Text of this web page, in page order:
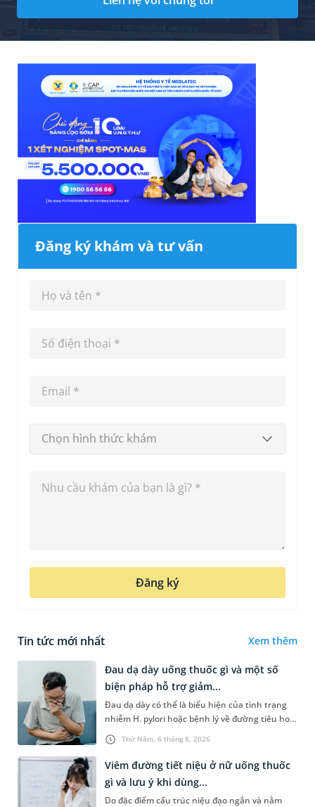
Đăng ký khám và tư vấn
Chọn hình thức khám
Đăng ký
Tin tức mới nhất Xem thêm
Thứ Năm, 6 tháng 8, 2026
Đau dạ dày uống thuốc gì và một số
biện pháp hỗ trợ giảm...
Đau dạ dày có thể là biểu hiện của tình trạng
nhiễm H. pylori hoặc bệnh lý về đường tiêu hoá
khác. Dựa theo nguyên nhân cụ thể, bác sĩ sẽ
cân nhắc chỉ định p...
Viêm đường tiết niệu ở nữ uống thuốc
gì và lưu ý khi dùng...
Do đặc điểm cấu trúc niệu đạo ngắn và nằm